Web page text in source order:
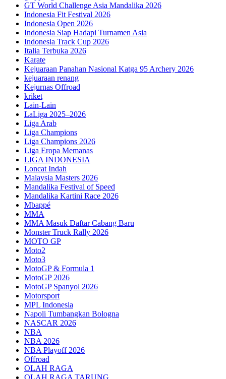
GT World Challenge Asia Mandalika 2026
Indonesia Fit Festival 2026
Indonesia Open 2026
Indonesia Siap Hadapi Turnamen Asia
Indonesia Track Cup 2026
Italia Terbuka 2026
Karate
Kejuaraan Panahan Nasional Katga 95 Archery 2026
kejuaraan renang
Kejurnas Offroad
kriket
Lain-Lain
LaLiga 2025–2026
Liga Arab
Liga Champions
Liga Champions 2026
Liga Eropa Memanas
LIGA INDONESIA
Loncat Indah
Malaysia Masters 2026
Mandalika Festival of Speed
Mandalika Kartini Race 2026
Mbappé
MMA
MMA Masuk Daftar Cabang Baru
Monster Truck Rally 2026
MOTO GP
Moto2
Moto3
MotoGP & Formula 1
MotoGP 2026
MotoGP Spanyol 2026
Motorsport
MPL Indonesia
Napoli Tumbangkan Bologna
NASCAR 2026
NBA
NBA 2026
NBA Playoff 2026
Offroad
OLAH RAGA
OLAH RAGA TARUNG